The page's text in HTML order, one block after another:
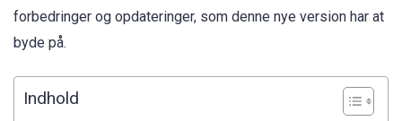
forbedringer og opdateringer, som denne nye version har at
byde på.
Indhold